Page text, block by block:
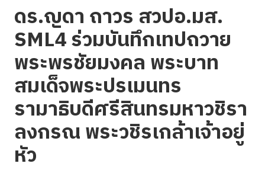
ดร.ญดา ถาวร สวปอ.มส.
SML4 ร่วมบันทึกเทปถวาย
พระพรชัยมงคล พระบาท
สมเด็จพระปรเมนทร
รามาธิบดีศรีสินทรมหาวชิรา
ลงกรณ พระวชิรเกล้าเจ้าอยู่
หัว